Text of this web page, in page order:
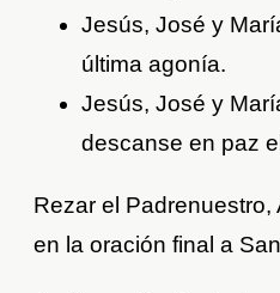
Jesús, José y
última agonía.
Jesús, José y
descanse en paz
Rezar el Padrenuestro,
en la oración final a